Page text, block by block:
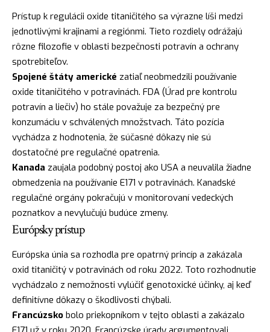
Prístup k regulácii oxide titaničitého sa výrazne líši medzi
jednotlivými krajinami a regiónmi. Tieto rozdiely odrážajú
rôzne filozofie v oblasti bezpečnosti potravín a ochrany
spotrebiteľov.
Spojené štáty americké zatiaľ neobmedzili používanie
oxide titaničitého v potravinách. FDA (Úrad pre kontrolu
potravín a liečiv) ho stále považuje za bezpečný pre
konzumáciu v schválených množstvach. Táto pozícia
vychádza z hodnotenia, že súčasné dôkazy nie sú
dostatočné pre regulačné opatrenia.
Kanada zaujala podobný postoj ako USA a neuvalila žiadne
obmedzenia na používanie E171 v potravinách. Kanadské
regulačné orgány pokračujú v monitorovaní vedeckých
poznatkov a nevylučujú budúce zmeny.
Európsky prístup
Európska únia sa rozhodla pre opatrný princíp a zakázala
oxid titaničitý v potravinách od roku 2022. Toto rozhodnutie
vychádzalo z nemožnosti vylúčiť genotoxické účinky, aj keď
definitívne dôkazy o škodlivosti chýbali.
Francúzsko bolo priekopníkom v tejto oblasti a zakázalo